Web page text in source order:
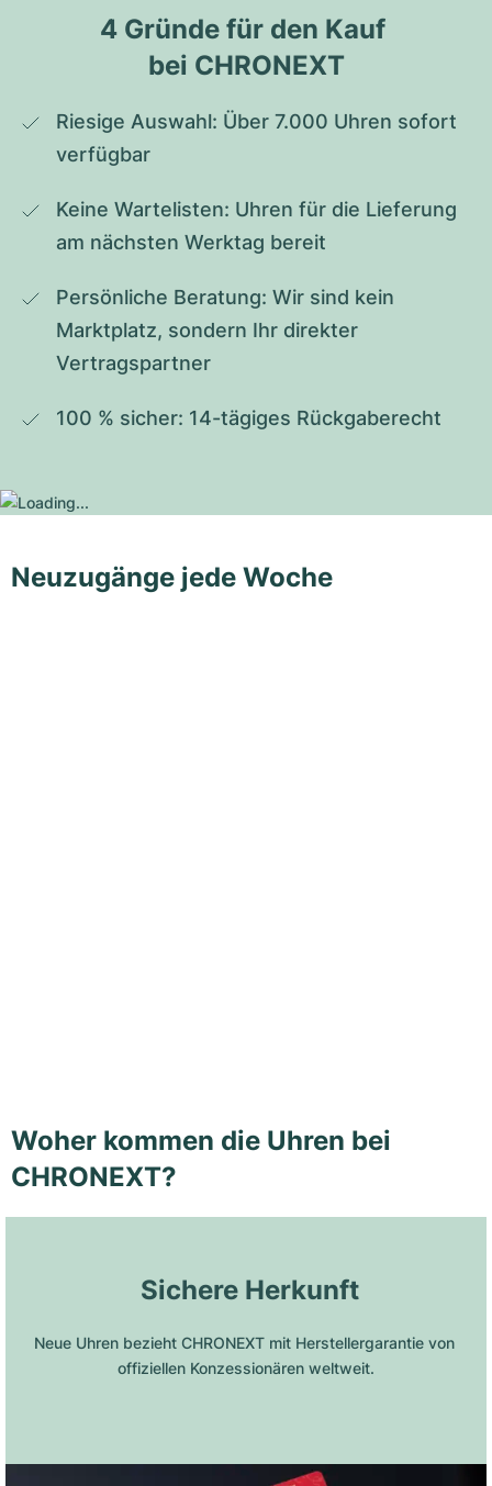
4 Gründe für den Kauf
bei CHRONEXT
Riesige Auswahl: Über 7.000 Uhren sofort
verfügbar
Keine Wartelisten: Uhren für die Lieferung
am nächsten Werktag bereit
Persönliche Beratung: Wir sind kein
Marktplatz, sondern Ihr direkter
Vertragspartner
100 % sicher: 14-tägiges Rückgaberecht
Neuzugänge jede Woche
Woher kommen die Uhren bei
CHRONEXT?
Sichere Herkunft
Neue Uhren bezieht CHRONEXT mit Herstellergarantie von
offiziellen Konzessionären weltweit.